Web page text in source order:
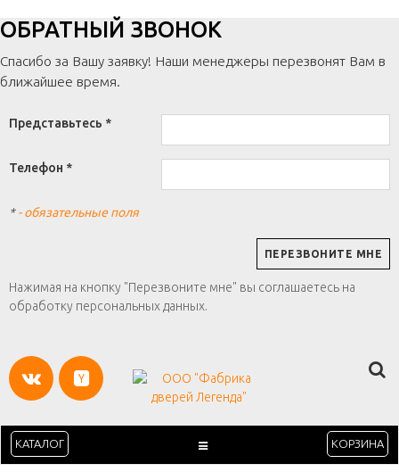
ОБРАТНЫЙ ЗВОНОК
Спасибо за Вашу заявку! Наши менеджеры перезвонят Вам в
ближайшее время.
Представьтесь *
Телефон *
*- обязательные поля
Нажимая на кнопку "Перезвоните мне" вы соглашаетесь на
обработку персональных данных.
КАТАЛОГ КОРЗИНА